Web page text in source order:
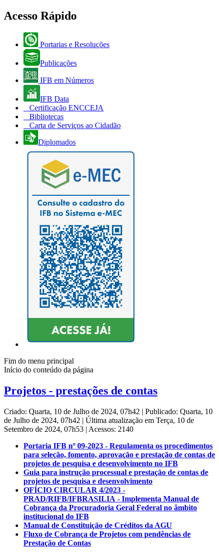
Acesso Rápido
Portarias e Resoluções
Publicações
IFB em Números
IFB Data
Certificação ENCCEJA
Bibliotecas
Carta de Serviços ao Cidadão
Diplomados
Fim do menu principal
Início do conteúdo da página
Projetos - prestações de contas
Criado: Quarta, 10 de Julho de 2024, 07h42 | Publicado: Quarta, 10
de Julho de 2024, 07h42 | Última atualização em Terça, 10 de
Setembro de 2024, 07h53 | Acessos: 2140
Portaria IFB nº 09-2023 - Regulamenta os procedimentos
para seleção, fomento, aprovação e prestação de contas de
projetos de pesquisa e desenvolvimento no IFB
Guia para instrução processual e prestação de contas de
projetos de pesquisa e desenvolvimento
OFÍCIO CIRCULAR 4/2023 -
PRAD/RIFB/IFBRASILIA - Implementa Manual de
Cobrança da Procuradoria Geral Federal no âmbito
institucional do IFB
Manual de Constituição de Créditos da AGU
Fluxo de Cobrança de Projetos com pendências de
Prestação de Contas